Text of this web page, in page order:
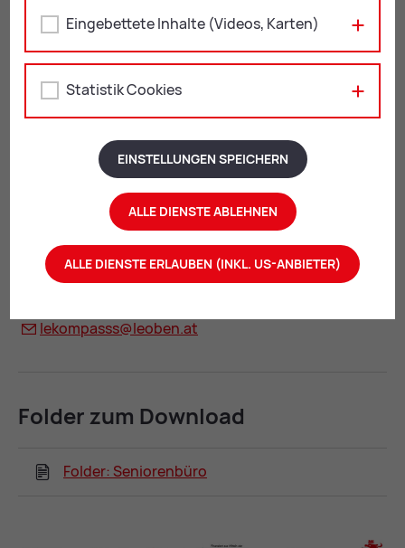
Frei­wil­li­ges En­ga­ge­ment
Vermittlung von ehrenamtlich engagierten
Personen und Menschen, die Unterstützung im
Alltag benötigen (bei Einkäufen, Behördengängen
oder Arztbesuchen)
Di: 11:00 – 12:00 Uhr
Freiwilligenkoordination der Stadt Leoben,
le­kom­passs@leo­ben.at
Fol­der zum Down­load
Folder: Seniorenbüro
Eingebettete Inhalte (Videos, Karten)
Statistik Cookies
EINSTELLUNGEN SPEICHERN
ALLE DIENSTE ABLEHNEN
ALLE DIENSTE ERLAUBEN (INKL. US-ANBIETER)